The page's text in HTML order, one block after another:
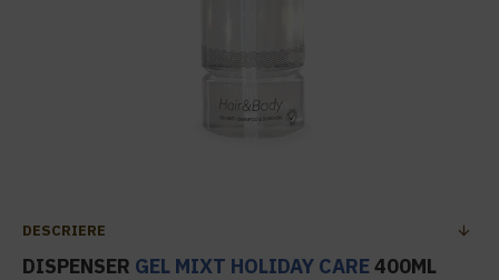
DESCRIERE
DISPENSER GEL MIXT HOLIDAY CARE400ML